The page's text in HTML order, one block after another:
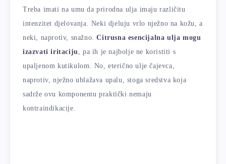
Treba imati na umu da prirodna ulja imaju različitu
intenzitet djelovanja. Neki djeluju vrlo nježno na kožu, a
neki, naprotiv, snažno.Citrusna esencijalna ulja mogu
izazvati iritaciju
, pa ih je najbolje ne koristiti s
upaljenom kutikulom. No, eterično ulje čajevca,
naprotiv, nježno ublažava upalu, stoga sredstva koja
sadrže ovu komponentu praktički nemaju
kontraindikacije.